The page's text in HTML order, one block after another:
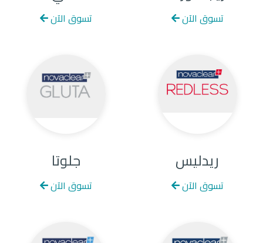
تسوق الآن تسوق الآن
ريدليس
تسوق الآن
جلوتا
تسوق الآن